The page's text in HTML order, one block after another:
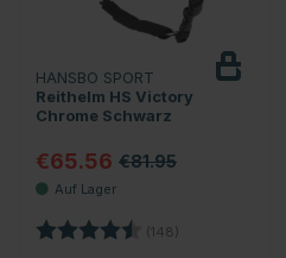
HANSBO SPORT
Reithelm HS Victory
Chrome Schwarz
€65.56 €81.95
Bewertung: (148)